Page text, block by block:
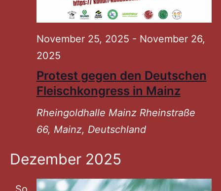
Protest gegen den Deutschen
Fleischkongress in Mainz
November 25, 2025 - November 26,
2025
Rheingoldhalle Mainz Rheinstraße
66, Mainz, Deutschland
Dezember 2025